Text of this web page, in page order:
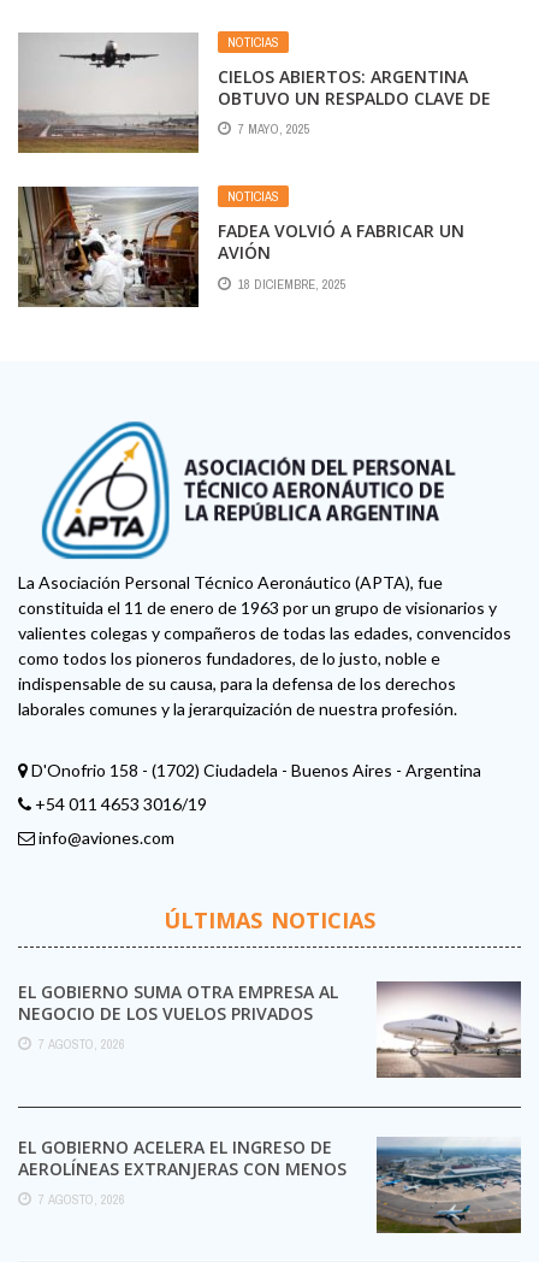
NOTICIAS
CIELOS ABIERTOS: ARGENTINA
OBTUVO UN RESPALDO CLAVE DE
ESTADOS UNIDOS EN SEGURIDAD Y
SE ABRE A MÁS AÉREAS
7 MAYO, 2025
NOTICIAS
FADEA VOLVIÓ A FABRICAR UN
AVIÓN
18 DICIEMBRE, 2025
La Asociación Personal Técnico Aeronáutico (APTA), fue
constituida el 11 de enero de 1963 por un grupo de visionarios y
valientes colegas y compañeros de todas las edades, convencidos
como todos los pioneros fundadores, de lo justo, noble e
indispensable de su causa, para la defensa de los derechos
laborales comunes y la jerarquización de nuestra profesión.
D'Onofrio 158 - (1702) Ciudadela - Buenos Aires - Argentina
+54 011 4653 3016/19
info@aviones.com
ÚLTIMAS NOTICIAS
EL GOBIERNO SUMA OTRA EMPRESA AL
NEGOCIO DE LOS VUELOS PRIVADOS
7 AGOSTO, 2026
EL GOBIERNO ACELERA EL INGRESO DE
AEROLÍNEAS EXTRANJERAS CON MENOS
TRÁMITES
7 AGOSTO, 2026